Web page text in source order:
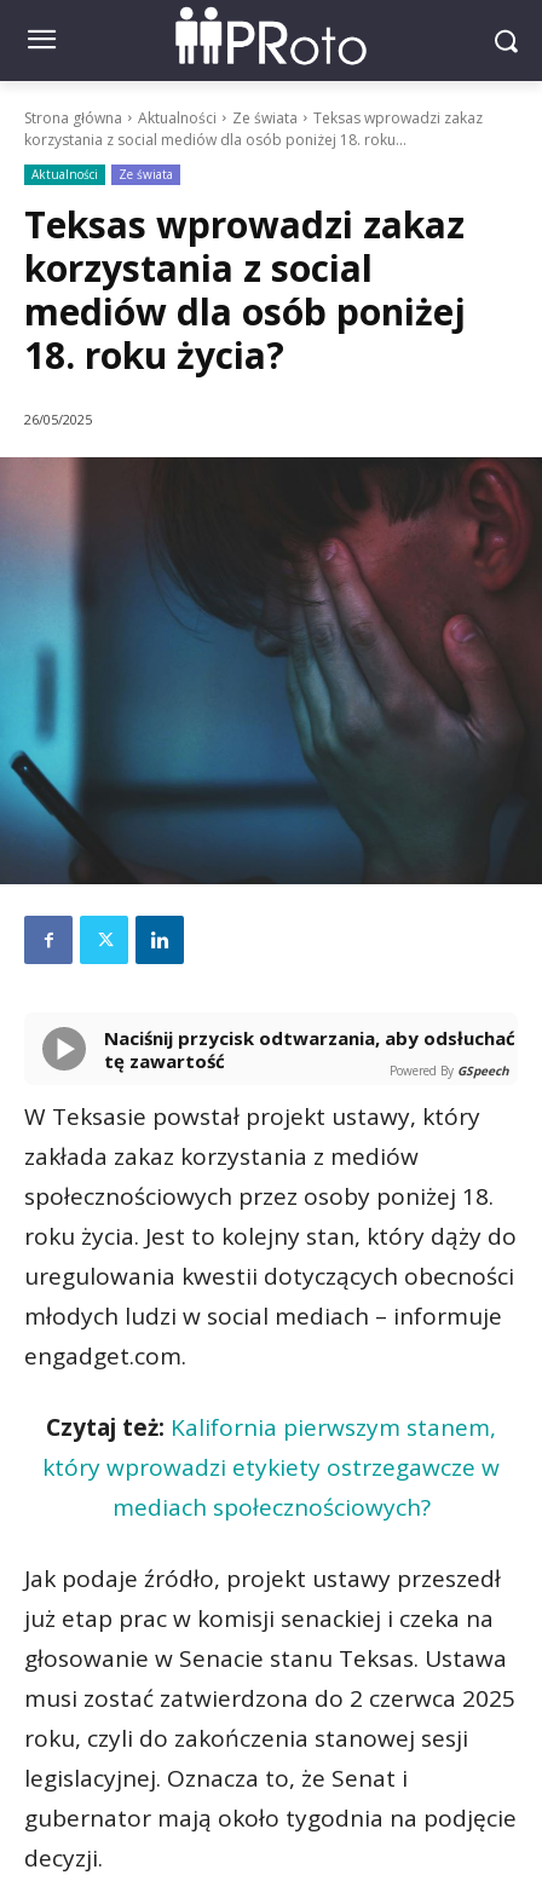
Strona główna Aktualności Ze świata
Teksas wprowadzi zakaz
korzystania z social mediów dla osób poniżej 18. roku...
Aktualności Ze świata
Teksas wprowadzi zakaz
korzystania z social
mediów dla osób poniżej
18. roku życia?
26/05/2025
Naciśnij przycisk odtwarzania, aby odsłuchać
tę zawartość
Powered By GSpeech
W Teksasie powstał projekt ustawy, który
zakłada zakaz korzystania z mediów
społecznościowych przez osoby poniżej 18.
roku życia. Jest to kolejny stan, który dąży do
uregulowania kwestii dotyczących obecności
młodych ludzi w social mediach – informuje
engadget.com.
Czytaj też: Kalifornia pierwszym stanem,
który wprowadzi etykiety ostrzegawcze w
mediach społecznościowych?
Jak podaje źródło, projekt ustawy przeszedł
już etap prac w komisji senackiej i czeka na
głosowanie w Senacie stanu Teksas. Ustawa
musi zostać zatwierdzona do 2 czerwca 2025
roku, czyli do zakończenia stanowej sesji
legislacyjnej. Oznacza to, że Senat i
gubernator mają około tygodnia na podjęcie
decyzji.